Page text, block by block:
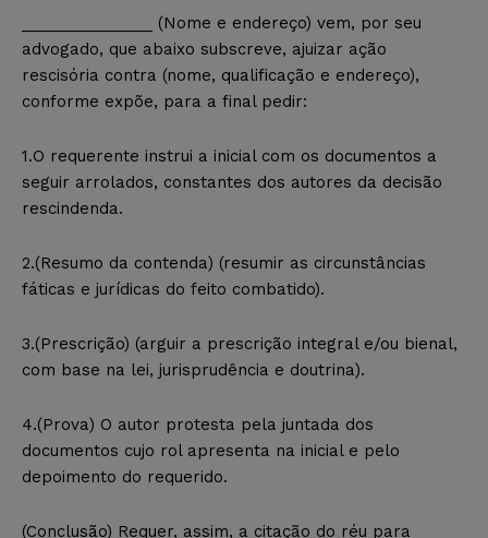
_______________ (Nome e endereço) vem, por seu
advogado, que abaixo subscreve, ajuizar ação
rescisória contra (nome, qualificação e endereço),
conforme expõe, para a final pedir:
1.O requerente instrui a inicial com os documentos a
seguir arrolados, constantes dos autores da decisão
rescindenda.
2.(Resumo da contenda) (resumir as circunstâncias
fáticas e jurídicas do feito combatido).
3.(Prescrição) (arguir a prescrição integral e/ou bienal,
com base na lei, jurisprudência e doutrina).
4.(Prova) O autor protesta pela juntada dos
documentos cujo rol apresenta na inicial e pelo
depoimento do requerido.
(Conclusão) Requer, assim, a citação do réu para